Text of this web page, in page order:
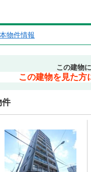
物件情報
この建物
この建物を見た方
件